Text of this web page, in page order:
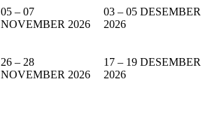
05 – 07
NOVEMBER 2026
03 – 05 DESEMBER
2026
26 – 28
NOVEMBER 2026
17 – 19 DESEMBER
2026